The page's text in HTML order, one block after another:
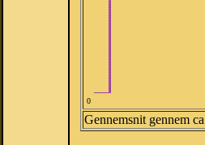
0
Gennemsnit gennem